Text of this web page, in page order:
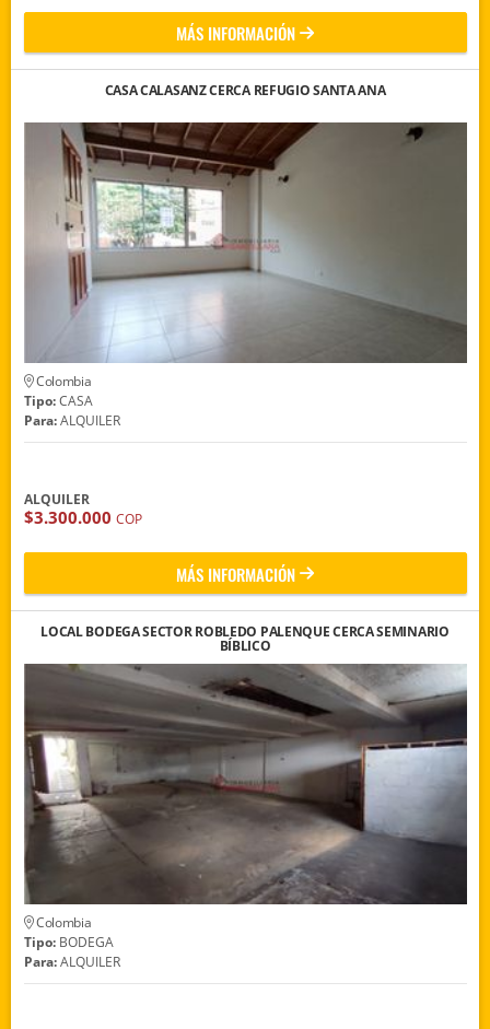
MÁS INFORMACIÓN
CASA CALASANZ CERCA REFUGIO SANTA ANA
Colombia
Tipo:CASA
Para:ALQUILER
ALQUILER
$3.300.000 COP
MÁS INFORMACIÓN
LOCAL BODEGA SECTOR ROBLEDO PALENQUE CERCA SEMINARIO
BÍBLICO
Colombia
Tipo:BODEGA
Para:ALQUILER